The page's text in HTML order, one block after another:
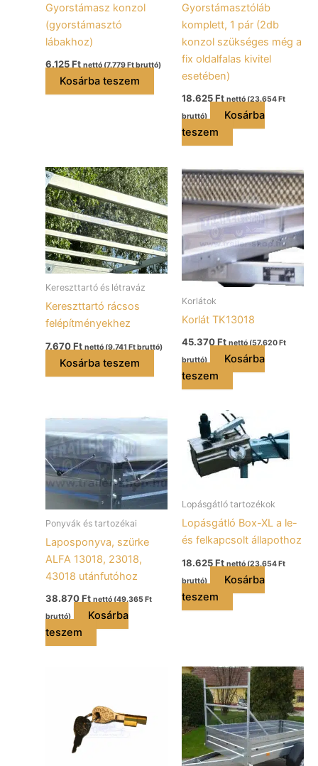
Gyorstámasz konzol
(gyorstámasztó
lábakhoz)
6.125Ft nettó (7.779 Ftbruttó)
Kosárba teszem
Gyorstámasztóláb
komplett, 1 pár (2db
konzol szükséges még a
fix oldalfalas kivitel
esetében)
18.625Ft nettó (23.654 Ft
bruttó)
Kosárba
teszem
Kereszttartó és létraváz
Kereszttartó rácsos
felépítményekhez
7.670Ft nettó (9.741 Ftbruttó)
Kosárba teszem
Korlátok
Korlát TK13018
45.370Ft nettó (57.620Ft
bruttó)
Kosárba
teszem
Ponyvák és tartozékai
Laposponyva, szürke
ALFA 13018, 23018,
43018 utánfutóhoz
38.870Ft nettó (49.365Ft
bruttó)
Kosárba
teszem
Lopásgátló tartozékok
Lopásgátló Box-XL a le-
és felkapcsolt állapothoz
18.625Ft nettó (23.654Ft
bruttó)
Kosárba
teszem